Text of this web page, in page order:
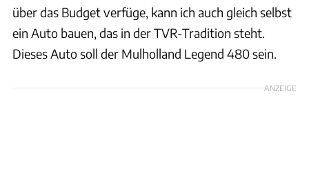
über das Budget verfüge, kann ich auch gleich selbst
ein Auto bauen, das in der TVR-Tradition steht.
Dieses Auto soll der Mulholland Legend 480 sein.
ANZEIGE